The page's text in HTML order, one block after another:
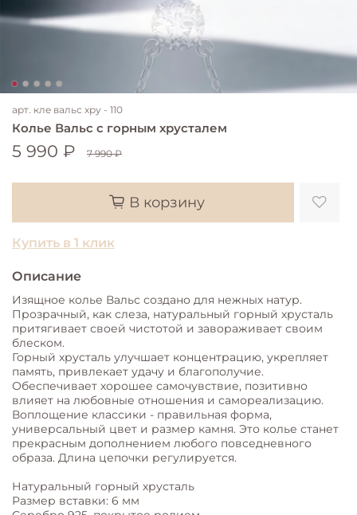
арт. кле вальс хру - 110
Колье Вальс с горным хрусталем
5 990 ₽ 7 990 ₽
В корзину
Купить в 1 клик
Описание
Изящное колье Вальс создано для нежных натур.
Прозрачный, как слеза, натуральный горный хрусталь
притягивает своей чистотой и завораживает своим
блеском.
Горный хрусталь улучшает концентрацию, укрепляет
память, привлекает удачу и благополучие.
Обеспечивает хорошее самочувствие, позитивно
влияет на любовные отношения и самореализацию.
Воплощение классики - правильная форма,
универсальный цвет и размер камня. Это колье станет
прекрасным дополнением любого повседневного
образа. Длина цепочки регулируется.
Натуральный горный хрусталь
Размер вставки: 6 мм